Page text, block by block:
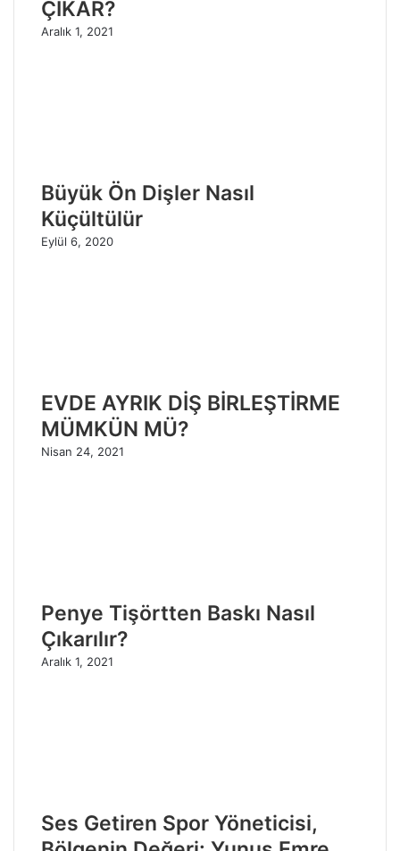
ÇIKAR?
Aralık 1, 2021
Büyük Ön Dişler Nasıl
Küçültülür
Eylül 6, 2020
EVDE AYRIK DİŞ BİRLEŞTİRME
MÜMKÜN MÜ?
Nisan 24, 2021
Penye Tişörtten Baskı Nasıl
Çıkarılır?
Aralık 1, 2021
Ses Getiren Spor Yöneticisi,